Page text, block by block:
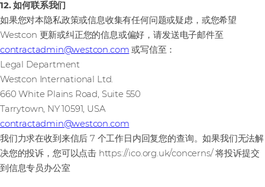
12. 如何联系我们
如果您对本隐私政策或信息收集有任何问题或疑虑，或您希望
Westcon 更新或纠正您的信息或偏好，请发送电子邮件至
contractadmin@westcon.com 或写信至：
Legal Department
Westcon International Ltd.
660 White Plains Road, Suite 550
Tarrytown, NY 10591, USA
contractadmin@westcon.com
我们力求在收到来信后 7 个工作日内回复您的查询。如果我们无法解
决您的投诉，您可以点击 https://ico.org.uk/concerns/ 将投诉提交
到信息专员办公室